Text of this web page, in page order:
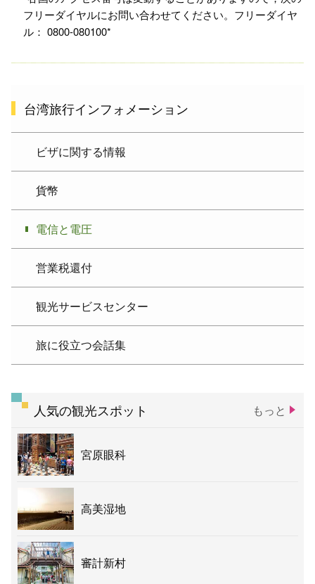
フリーダイヤルにお問い合わせてください。フリーダイヤ
ル： 0800-080100*
台湾旅行インフォメーション
ビザに関する情報
貨幣
電信と電圧
営業税還付
観光サービスセンター
旅に役立つ会話集
人気の観光スポット もっと
宮原眼科
高美湿地
審計新村